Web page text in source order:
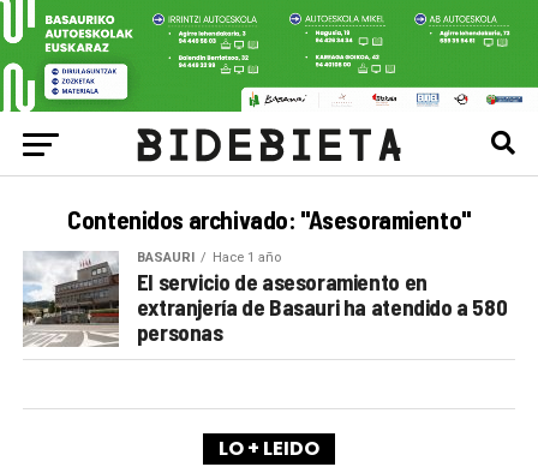
Contenidos archivado: "Asesoramiento"
BASAURI Hace 1 año
El servicio de asesoramiento en
extranjería de Basauri ha atendido a 580
personas
LO + LEIDO